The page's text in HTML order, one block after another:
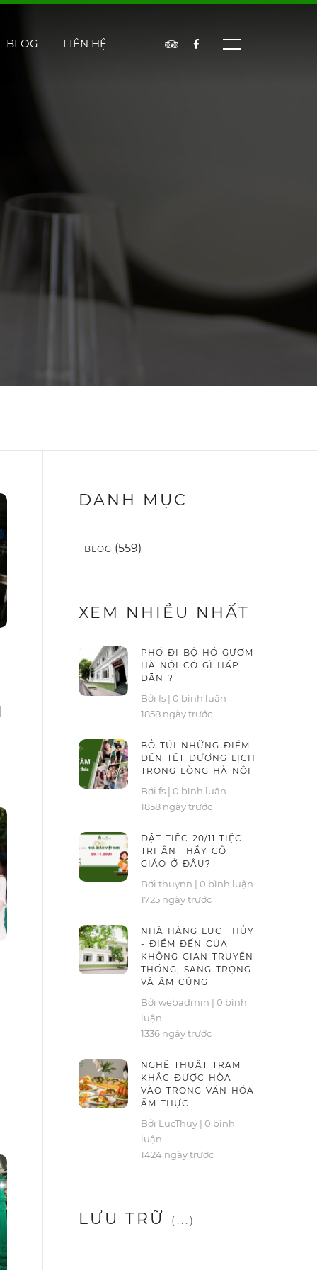
BLOG LIÊN HỆ
DANH MỤC
BLOG (559)
XEM NHIỀU NHẤT
PHỐ ĐI BỘ HỒ GƯƠM
HÀ NỘI CÓ GÌ HẤP
DẪN ?
Bởi fs | 0 bình luận
1858 ngày trước
BỎ TÚI NHỮNG ĐIỂM
ĐẾN TẾT DƯƠNG LỊCH
TRONG LÒNG HÀ NỘI
Bởi fs | 0 bình luận
1858 ngày trước
ĐẶT TIỆC 20/11 TIỆC
TRI ÂN THẦY CÔ
GIÁO Ở ĐÂU?
Bởi thuynn | 0 bình luận
1725 ngày trước
NHÀ HÀNG LỤC THỦY
- ĐIỂM ĐẾN CỦA
KHÔNG GIAN TRUYỀN
THỐNG, SANG TRỌNG
VÀ ẤM CÚNG
Bởi webadmin | 0 bình
luận
1336 ngày trước
NGHỆ THUẬT TRẠM
KHẮC ĐƯỢC HÒA
VÀO TRONG VĂN HÓA
ẨM THỰC
Bởi LucThuy | 0 bình
luận
1424 ngày trước
LƯU TRỮ (...)